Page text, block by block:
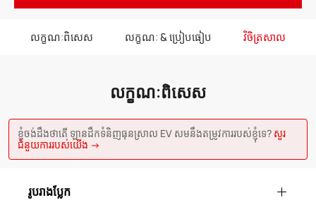
លក្ខណៈពិសេស លក្ខណៈ & ប្រៀបធៀប វិចិត្រសាល
លក្ខណៈពិសេស
ខ្ញុំចង់ដឹងថាតើ ឡានដឹកទំនិញធុនស្រាល EV សមនឹងតម្រូវការរបស់ខ្ញុំទេ? សួរ
ជំនួយការរបស់យើង →
រូបរាងប្លែក